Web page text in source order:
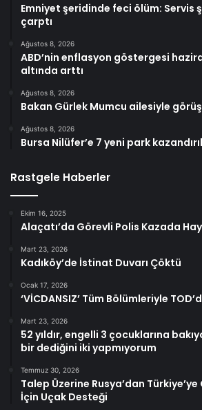
Emniyet şeridinde feci ölüm: Servis
çarptı
Ağustos 8, 2026
ABD’nin enflasyon göstergesi
altında arttı
Ağustos 8, 2026
Bakan Gürlek Mumcu ailesiyle
Ağustos 8, 2026
Bursa Nilüfer’e 7 yeni park
Rastgele Haberler
Ekim 16, 2025
Alaçatı’da Görevli Polis Kazada
Mart 23, 2026
Kadıköy’de İstinat Duvarı Çöktü
Ocak 17, 2026
‘VİCDANSIZ’ Tüm Bölümleriyle
Mart 23, 2026
52 yıldır, engelli 3 çocuklarına
bir dediğini iki yapmıyorum
Temmuz 30, 2026
Talep Üzerine Rusya’dan Türkiye’ye
İçin Uçak Desteği